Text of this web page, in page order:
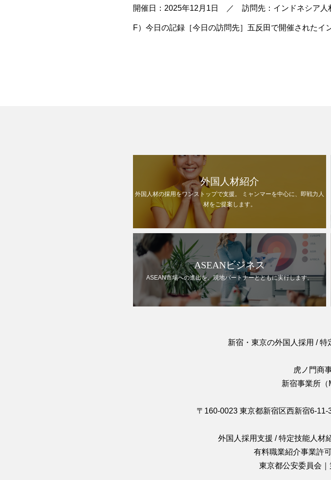
開催日：2025年12月1日 ／ 訪問先：インドネシア人
F）今日の記録［今日の訪問先］五反田で開催された
外国人材紹介
外国人材の採用をワンストップで支援。 ミャンマーを中心に、即戦力人
材をご提案します。
ASEANビジネス
ASEAN市場への進出を、現地パートナーとともに実行します。
新宿・東京の外国人採用 /
虎ノ門商
新宿事業所（
〒160-0023 東京都新宿区西新宿6-
外国人採用支援 / 特定技能人材
有料職業紹介事業許
東京都公安委員会